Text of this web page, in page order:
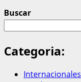
Buscar
Categoria:
Internacionales